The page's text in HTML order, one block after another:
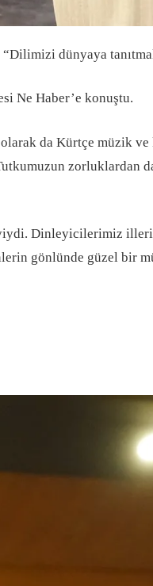
“Dilimizi dünyaya
Ne Haber’e konuştu.
da Kürtçe müzik
zorluklardan
Dinleyicilerimiz
gönlünde güzel bir